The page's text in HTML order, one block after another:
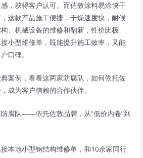
，获得客户认可。而佐敦涂料易涂快干
这款产品施工便捷，干燥速度快，耐候
、机械设备的维修和翻新，性价比极
小型维修单，既能提升施工效率，又能
口碑。
案例，看看这两家防腐队，如何依托佐
成为客户信赖的合作伙伴。
防腐队——依托佐敦品牌，从“低价内卷”到
本地小型钢结构维修单，和10余家同行